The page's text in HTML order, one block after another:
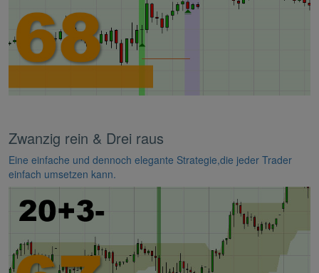
Zwanzig rein & Drei raus
Eine einfache und dennoch elegante Strategie,die jeder Trader
einfach umsetzen kann.